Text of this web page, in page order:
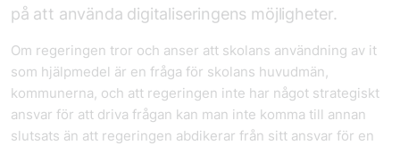
på att använda digitaliseringens möjligheter.
Om regeringen tror och anser att skolans användning av it
som hjälpmedel är en fråga för skolans huvudmän,
kommunerna, och att regeringen inte har något strategiskt
ansvar för att driva frågan kan man inte komma till annan
slutsats än att regeringen abdikerar från sitt ansvar för en